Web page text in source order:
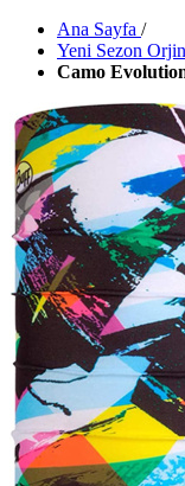
Ana Sayfa /
Yeni Sezon
Camo